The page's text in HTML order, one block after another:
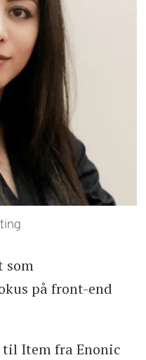
som
på front-end
til Item fra Enonic